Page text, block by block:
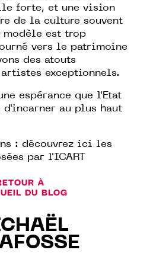
forte, et une vision
de la culture souvent
modèle est trop
vers le patrimoine
des atouts
exceptionnels.
espérance que l'Etat
au plus haut
: découvrez ici les
par l'ICART
À
DU BLOG